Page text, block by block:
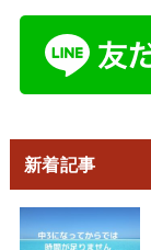
新着記事